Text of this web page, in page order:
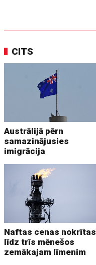
CITS
Austrālijā pērn
samazinājusies
imigrācija
Naftas cenas nokrītas
līdz trīs mēnešos
zemākajam līmenim